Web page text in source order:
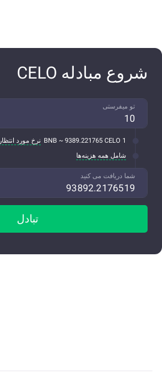
شروع مبادله CELO
تو میفرستی
1 BNB ~ 9389.221765 CELO
نرخ مورد انتظار
شامل همه هزینه‌ها
شما دریافت می کنید
تبادل